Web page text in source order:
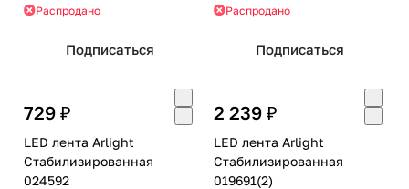
Распродано
Подписаться
Распродано
Подписаться
729 ₽
LED лента Arlight
Стабилизированная
024592
2 239 ₽
LED лента Arlight
Стабилизированная
019691(2)